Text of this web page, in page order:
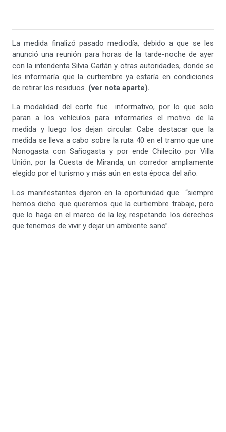
La medida finalizó pasado mediodía, debido a que se les
anunció una reunión para horas de la tarde-noche de ayer
con la intendenta Silvia Gaitán y otras autoridades, donde se
les informaría que la curtiembre ya estaría en condiciones
de retirar los residuos. (ver nota aparte).
La modalidad del corte fue informativo, por lo que solo
paran a los vehículos para informarles el motivo de la
medida y luego los dejan circular. Cabe destacar que la
medida se lleva a cabo sobre la ruta 40 en el tramo que une
Nonogasta con Sañogasta y por ende Chilecito por Villa
Unión, por la Cuesta de Miranda, un corredor ampliamente
elegido por el turismo y más aún en esta época del año.
Los manifestantes dijeron en la oportunidad que “siempre
hemos dicho que queremos que la curtiembre trabaje, pero
que lo haga en el marco de la ley, respetando los derechos
que tenemos de vivir y dejar un ambiente sano”.